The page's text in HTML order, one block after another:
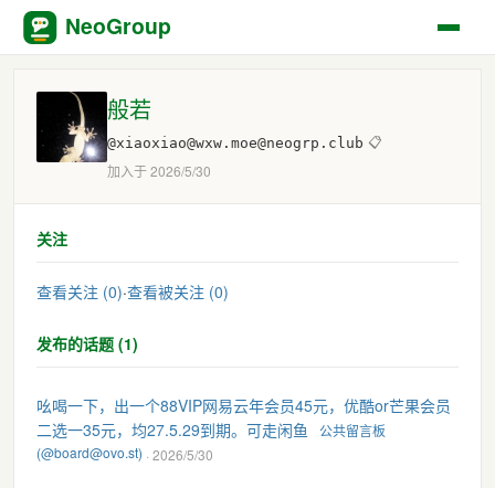
NeoGroup
般若
@xiaoxiao@wxw.moe@neogrp.club 📋
加入于 2026/5/30
关注
查看关注 (0)·查看被关注 (0)
发布的话题 (1)
吆喝一下，出一个88VIP网易云年会员45元，优酷or芒果会员
二选一35元，均27.5.29到期。可走闲鱼
公共留言板
(@board@ovo.st) · 2026/5/30